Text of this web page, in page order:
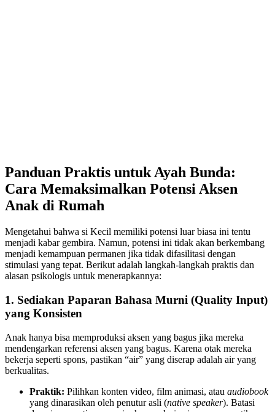
Panduan Praktis untuk Ayah Bunda:
Cara Memaksimalkan Potensi Aksen
Anak di Rumah
Mengetahui bahwa si Kecil memiliki potensi luar biasa ini tentu
menjadi kabar gembira. Namun, potensi ini tidak akan berkembang
menjadi kemampuan permanen jika tidak difasilitasi dengan
stimulasi yang tepat. Berikut adalah langkah-langkah praktis dan
alasan psikologis untuk menerapkannya:
1. Sediakan Paparan Bahasa Murni (Quality Input)
yang Konsisten
Anak hanya bisa memproduksi aksen yang bagus jika mereka
mendengarkan referensi aksen yang bagus. Karena otak mereka
bekerja seperti spons, pastikan “air” yang diserap adalah air yang
berkualitas.
Praktik: Pilihkan konten video, film animasi, atau audiobook
yang dinarasikan oleh penutur asli (native speaker). Batasi